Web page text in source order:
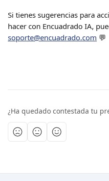
Si tienes sugerencias para
hacer con Encuadrado IA,
soporte@encuadrado.com 💬
¿Ha quedado contestada tu